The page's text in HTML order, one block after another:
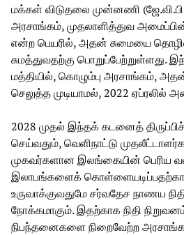
மக்கள் விடுதலை முன்னணி
அரசாங்கம், முதலாளித்துவ
என்ற பெயரில், அதன் சுமையை
சுமத்துவதற்கு பொறுப்பேற்றுள்ளது.
மத்தியில், கொழும்பு அரசாங்கம்,
செலுத்த முடியாமல், 2022 ஏப்ரலில்
2028 முதல் இந்தக் கடனைத்
செய்வதும், வெளிநாட்டு
முகவர்களான இலங்கையின் பெரிய
இலாபங்களைக்
உருவாக்குவதுமே சர்வதேச நாணய
நோக்கமாகும். இதற்காக நிதி
நிபந்தனைகளை நிறைவேற்ற